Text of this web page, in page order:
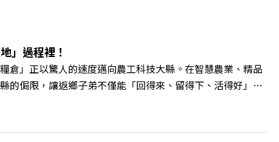
」過程裡！
倉」正以驚人的速度邁向農工科技大縣。在智慧農業、精品
的侷限，讓返鄉子弟不僅能「回得來、留得下、活得好」，
、立法委員蔡易餘、財信傳媒集團董事長謝金河、紙風車
了》書中收錄的八年轉型故事，讀懂這段洗天換地的歷
林立的科技版圖中搶先卡位亞創中心？🔺品牌如何雙重升